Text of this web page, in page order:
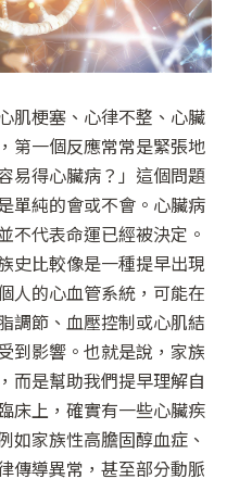
肌梗塞、心律不整、心臟
第一個反應常常是緊張地
易得心臟病？」這個問題
單純的會或不會。心臟病
不代表命運已經被決定。
史比較像是一種提早出現
人的心血管系統，可能在
調節、血壓控制或心肌結
到影響。也就是說，家族
而是幫助我們提早理解自
床上，確實有一些心臟疾
如家族性高膽固醇血症、
傳導異常，甚至部分動脈